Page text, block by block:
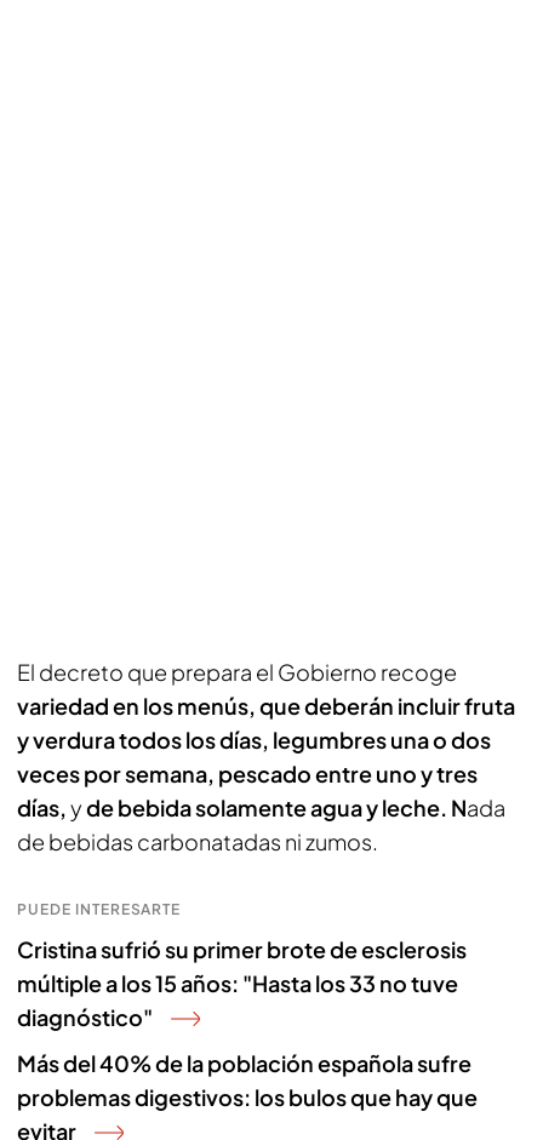
El decreto que prepara el Gobierno recoge
variedad en los menús, que deberán incluir fruta
y verdura todos los días, legumbres una o dos
veces por semana, pescado entre uno y tres
días,yde bebida solamente agua y leche. Nada
de bebidas carbonatadas ni zumos.
PUEDE INTERESARTE
Cristina sufrió su primer brote de esclerosis
múltiple a los 15 años: "Hasta los 33 no tuve
diagnóstico"
Más del 40% de la población española sufre
problemas digestivos: los bulos que hay que
evitar